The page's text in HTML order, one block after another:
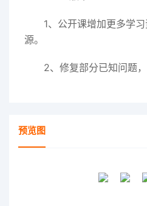
1、公开课增加更多学
源。
2、修复部分已知问题，
预览图